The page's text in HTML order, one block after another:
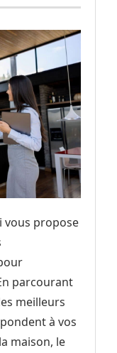
vous propose
parcourant
meilleurs
à vos
maison, le